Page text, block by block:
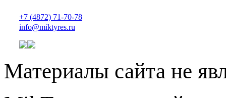
+7 (4872) 71-70-78
info@miktyres.ru
Материалы сайта не